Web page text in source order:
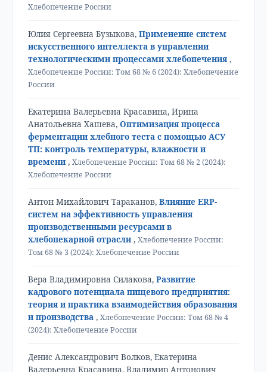
Хлебопечение России
Юлия Сергеевна Бузыкова, Применение систем
искусственного интеллекта в управлении
технологическими процессами хлебопечения ,
Хлебопечение России: Том 68 № 6 (2024): Хлебопечение
России
Екатерина Валерьевна Красавина, Ирина
Анатольевна Хашева, Оптимизация процесса
ферментации хлебного теста с помощью АСУ
ТП: контроль температуры, влажности и
времени , Хлебопечение России: Том 68 № 2 (2024):
Хлебопечение России
Антон Михайлович Тараканов, Влияние ERP-
систем на эффективность управления
производственными ресурсами в
хлебопекарной отрасли , Хлебопечение России:
Том 68 № 3 (2024): Хлебопечение России
Вера Владимировна Силакова, Развитие
кадрового потенциала пищевого предприятия:
теория и практика взаимодействия образования
и производства , Хлебопечение России: Том 68 № 4
(2024): Хлебопечение России
Денис Александрович Волков, Екатерина
Валерьевна Красавина, Владимир Антонович